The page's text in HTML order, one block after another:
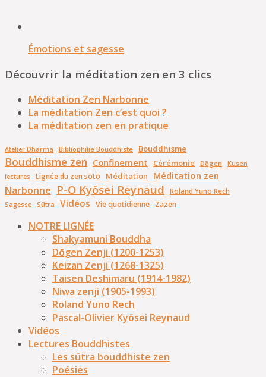
Émotions et sagesse
Découvrir la méditation zen en 3 clics
Méditation Zen Narbonne
La méditation Zen c’est quoi ?
La méditation zen en pratique
Atelier Dharma Bibliophilie Bouddhiste Bouddhisme
Bouddhisme zen Confinement Cérémonie Dōgen Kusen
lectures Lignée du zen sōtō Méditation Méditation zen
Narbonne P-O Kyōsei Reynaud Roland Yuno Rech
Sagesse Sūtra Vidéos Vie quotidienne Zazen
NOTRE LIGNÉE
Shakyamuni Bouddha
Dōgen Zenji (1200-1253)
Keizan Zenji (1268-1325)
Taisen Deshimaru (1914-1982)
Niwa zenji (1905-1993)
Roland Yuno Rech
Pascal-Olivier Kyōsei Reynaud
Vidéos
Lectures Bouddhistes
Les sūtra bouddhiste zen
Poésies